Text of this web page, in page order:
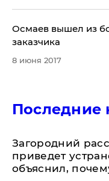
Осмаев вышел из
заказчика
8 июня 2017
Последние
Загородний
приведет
объяснил,